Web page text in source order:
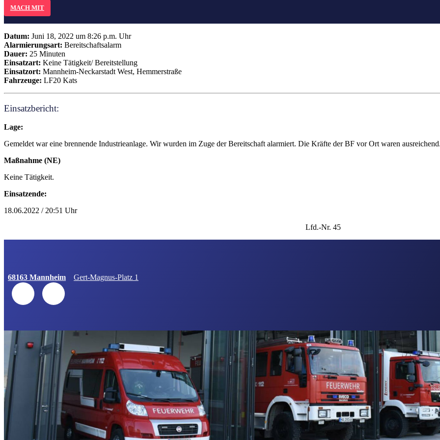
MACH MIT
Datum: Juni 18, 2022 um 8:26 p.m. Uhr
Alarmierungsart: Bereitschaftsalarm
Dauer: 25 Minuten
Einsatzart: Keine Tätigkeit/ Bereitstellung
Einsatzort: Mannheim-Neckarstadt West, Hemmerstraße
Fahrzeuge: LF20 Kats
Einsatzbericht:
Lage:
Gemeldet war eine brennende Industrieanlage. Wir wurden im Zuge der Bereitschaft alarmiert. Die Kräfte der BF vor Ort waren
Maßnahme (NE)
Keine Tätigkeit.
Einsatzende:
18.06.2022 / 20:51 Uhr
Lfd.-Nr. 45
68163 Mannheim Gert-Magnus-Platz 1